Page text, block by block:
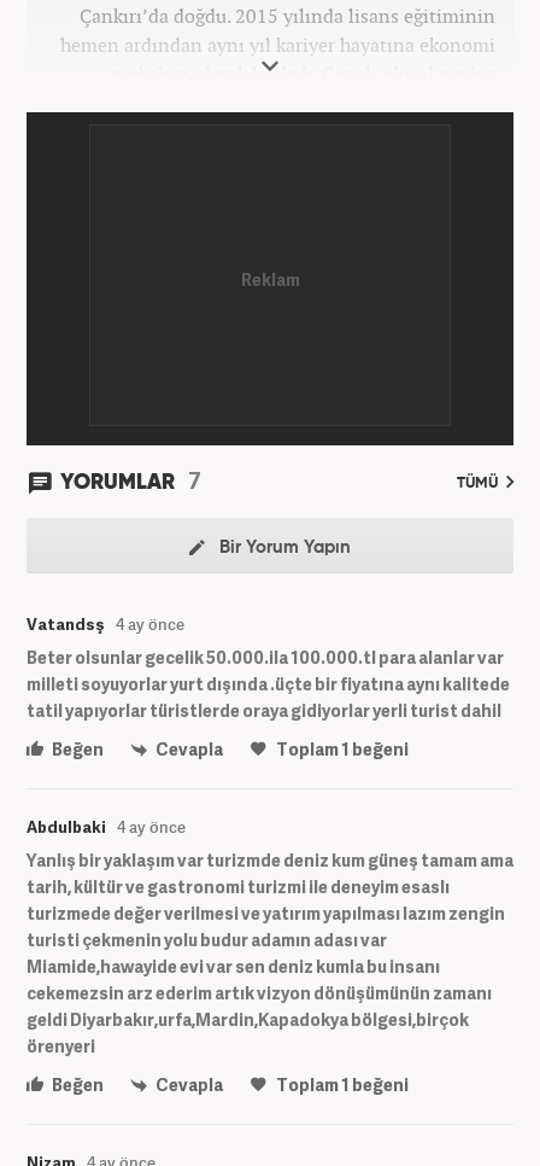
Çankırı’da doğdu. 2015 yılında lisans eğitiminin
hemen ardından aynı yıl kariyer hayatına ekonomi
muhabiri olarak başladı. Çeşitli ulusal medya
YORUMLAR 7 TÜMÜ
Bir Yorum Yapın
Vatandsş 4 ay önce
Beter olsunlar gecelik 50.000.ila 100.000.tl para alanlar var
milleti soyuyorlar yurt dışında .üçte bir fiyatına aynı kalitede
tatil yapıyorlar türistlerde oraya gidiyorlar yerli turist dahil
Beğen
Cevapla Toplam1 beğeni
Abdulbaki 4 ay önce
Yanlış bir yaklaşım var turizmde deniz kum güneş tamam ama
tarih, kültür ve gastronomi turizmi ile deneyim esaslı
turizmede değer verilmesi ve yatırım yapılması lazım zengin
turisti çekmenin yolu budur adamın adası var
Miamide,hawayide evi var sen deniz kumla bu insanı
cekemezsin arz ederim artık vizyon dönüşümünün zamanı
geldi Diyarbakır,urfa,Mardin,Kapadokya bölgesi,birçok
örenyeri
Beğen
Cevapla Toplam1 beğeni